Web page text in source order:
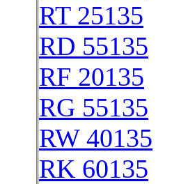
RT 25135
RD 55135
RF 20135
RG 55135
RW 40135
RK 60135